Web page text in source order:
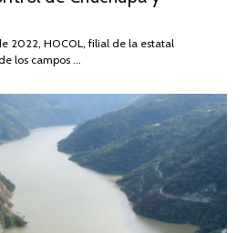
2026
2022, HOCOL, filial de la estatal
los campos …